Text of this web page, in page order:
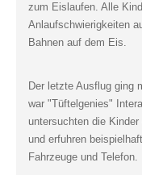
zum Eislaufen. Alle
Anlaufschwierigkeiten
Bahnen auf dem Eis.
Der letzte Ausflug ging
war "Tüftelgenies"
untersuchten die
und erfuhren
Fahrzeuge und Telefon.